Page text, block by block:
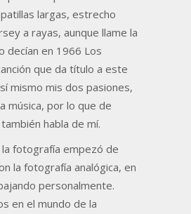
largas, estrecho
a rayas, aunque llame la
decían en 1966 Los
que da título a este
mismo mis dos pasiones,
música, por lo que de
habla de mí.
la fotografía empezó de
la fotografía analógica, en
personalmente.
en el mundo de la